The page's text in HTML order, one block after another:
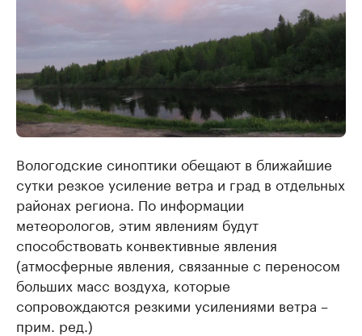
Вологодские синоптики обещают в ближайшие
сутки резкое усиление ветра и град в отдельных
районах региона. По информации
метеорологов, этим явлениям будут
способствовать конвективные явления
(атмосферные явления, связанные с переносом
больших масс воздуха, которые
сопровождаются резкими усилениями ветра –
прим. ред.)